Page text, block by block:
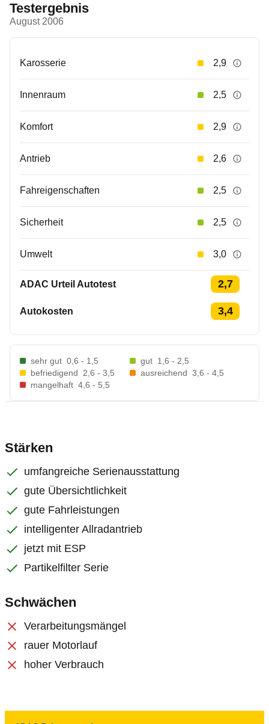
Testergebnis
August 2006
Karosserie 2,9
Innenraum 2,5
Komfort 2,9
Antrieb 2,6
Fahreigenschaften 2,5
Sicherheit 2,5
Umwelt 3,0
ADAC Urteil Autotest 2,7
Autokosten 3,4
sehr gut 0,6 - 1,5 gut 1,6 - 2,5
befriedigend
2,6 - 3,5 ausreichend 3,6 - 4,5
mangelhaft 4,6 - 5,5
Stärken
umfangreiche Serienausstattung
gute Übersichtlichkeit
gute Fahrleistungen
intelligenter Allradantrieb
jetzt mit ESP
Partikelfilter Serie
Schwächen
Verarbeitungsmängel
rauer Motorlauf
hoher Verbrauch